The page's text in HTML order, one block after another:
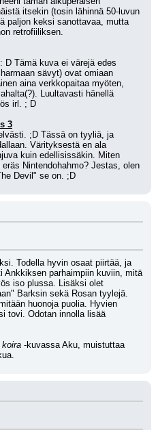
itsekin (tosin lähinnä 50-luvun
paljon keksi sanottavaa, mutta
retrofiiliksen.
D Tämä kuva ei värejä edes
sävyt) ovat omiaan
aina verkkopaitaa myöten,
Luultavasti hänellä
irl. ; D
3
;D Tässä on tyyliä, ja
Värityksestä en ala
kuin edellisissäkin. Miten
Nintendohahmo? Jestas, olen
Devil" se on. ;D
Todella hyvin osaat piirtää, ja
Ankkiksen parhaimpiin kuviin, mitä
iso plussa. Lisäksi olet
Barksin sekä Rosan tyylejä.
huonoja puolia. Hyvien
tovi. Odotan innolla lisää
-kuvassa Aku, muistuttaa